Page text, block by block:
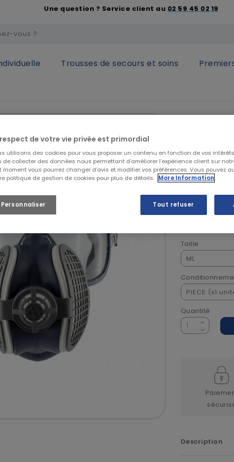
Une question ? Service client au 02 59 45 02 19
Trousses de secours et soins
respiratoire
lunettes
74,99 €
Masque Elipse
Taille
Quantité
Description
respect de votre vie privée est primordial
utilisons des cookies pour vous proposer un contenu en fonction de vos
de collecter des données nous permettant d’améliorer l’expérience client sur
moment vous pourrez changer d’avis et modifier vos préférences. Vous pouvez
politique de gestion de cookies pour plus de détails. More Information
Personnaliser Tout refuser